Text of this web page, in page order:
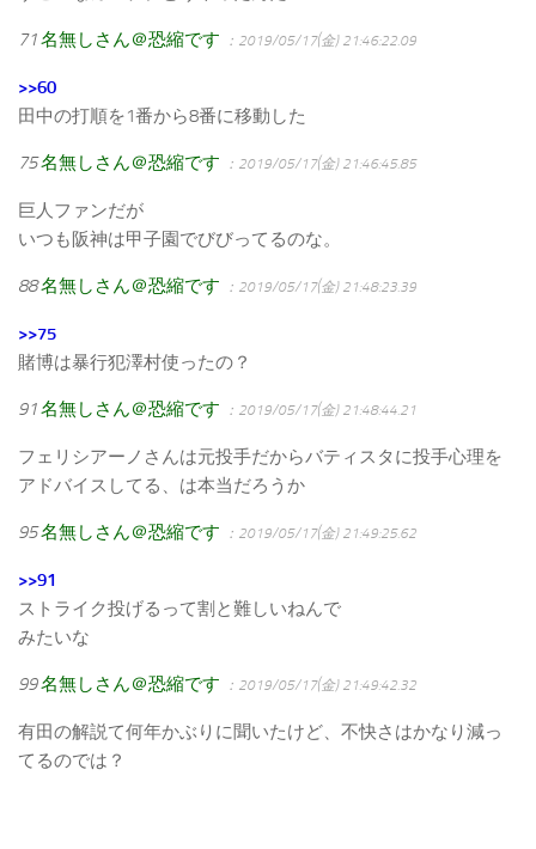
71名無しさん＠恐縮です ：2019/05/17(金) 21:46:22.09
>>60
田中の打順を1番から8番に移動した
75名無しさん＠恐縮です ：2019/05/17(金) 21:46:45.85
巨人ファンだが
いつも阪神は甲子園でびびってるのな。
88名無しさん＠恐縮です ：2019/05/17(金) 21:48:23.39
>>75
賭博は暴行犯澤村使ったの？
91名無しさん＠恐縮です ：2019/05/17(金) 21:48:44.21
フェリシアーノさんは元投手だからバティスタに投手心理を
アドバイスしてる、は本当だろうか
95名無しさん＠恐縮です ：2019/05/17(金) 21:49:25.62
>>91
ストライク投げるって割と難しいねんで
みたいな
99名無しさん＠恐縮です ：2019/05/17(金) 21:49:42.32
有田の解説て何年かぶりに聞いたけど、不快さはかなり減っ
てるのでは？